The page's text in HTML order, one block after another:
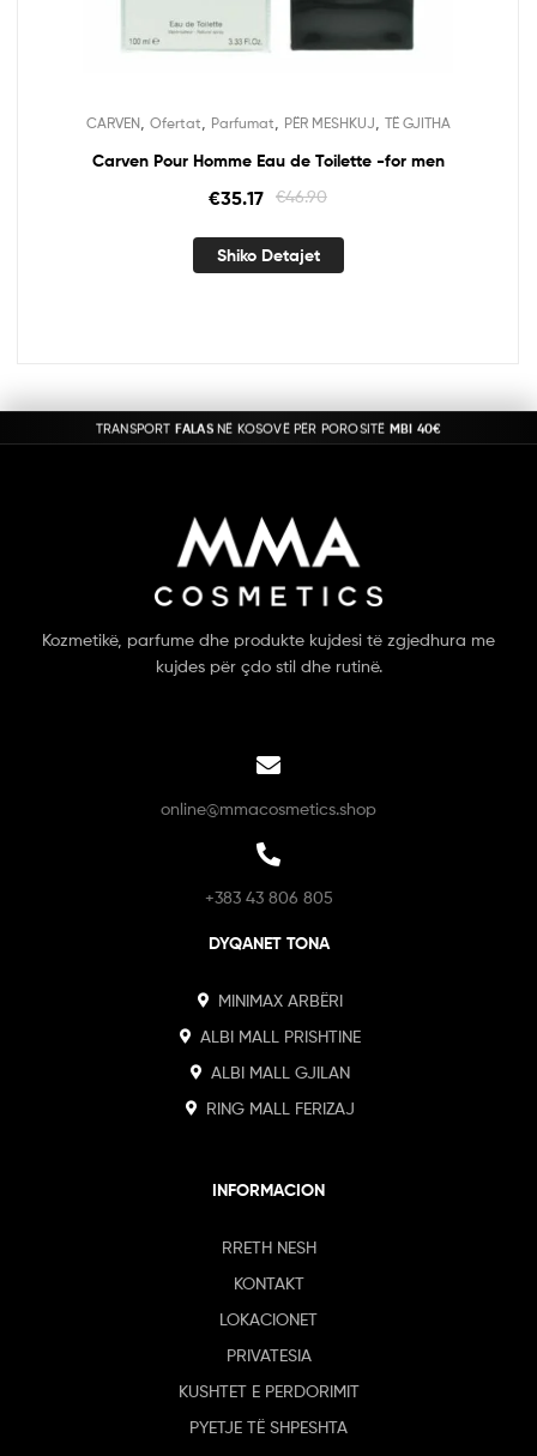
CARVEN, Ofertat Parfumat PËR MESHKUJ TË GJITHA
Carven Pour Homme Eau de Toilette -for men
€46.90
€35.17
Shiko Detajet
Kozmetikë, parfume dhe produkte kujdesi të zgjedhura me
kujdes për çdo stil dhe rutinë.
online@mmacosmetics.shop
+383 43 806 805
DYQANET TONA
MINIMAX ARBËRI
ALBI MALL PRISHTINE
ALBI MALL GJILAN
RING MALL FERIZAJ
INFORMACION
RRETH NESH
KONTAKT
LOKACIONET
PRIVATESIA
KUSHTET E PERDORIMIT
PYETJE TË SHPESHTA
TRANSPORT FALASNË KOSOVË PËR POROSITË MBI 40€